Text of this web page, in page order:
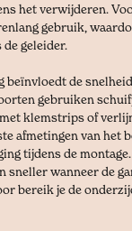
het verwijderen.
gebruik,
geleider.
beïnvloedt de
gebruiken
klemstrips of
afmetingen van het
tijdens de
sneller wanneer de
bereik je de